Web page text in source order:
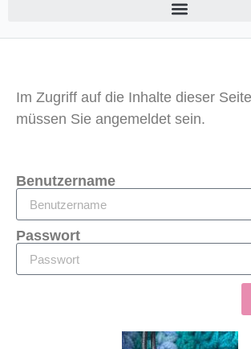
Im Zugriff auf die Inhalte dieser
müssen Sie angemeldet sein.
Benutzername
Passwort